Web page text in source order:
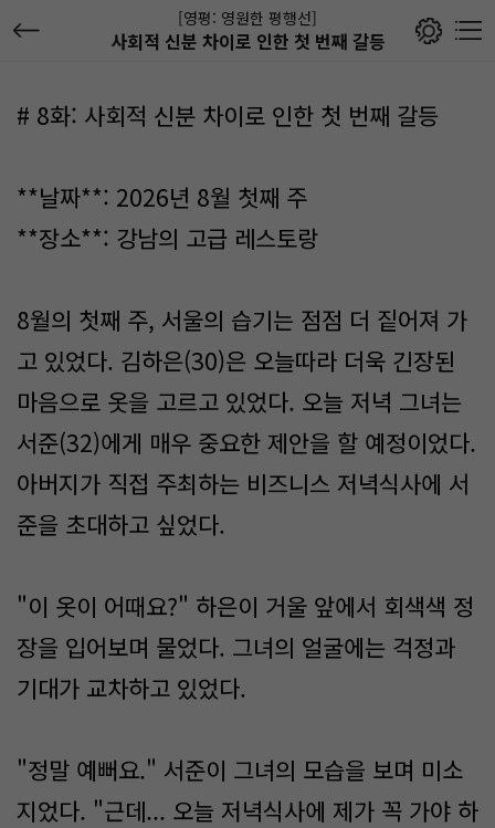
[영평: 영원한 평행선]
사회적 신분 차이로 인한 첫 번째 갈등
# 8화: 사회적 신분 차이로 인한 첫 번째 갈등
**날짜**: 2026년 8월 첫째 주
**장소**: 강남의 고급 레스토랑
8월의 첫째 주, 서울의 습기는 점점 더 짙어져 가
고 있었다. 김하은(30)은 오늘따라 더욱 긴장된
마음으로 옷을 고르고 있었다. 오늘 저녁 그녀는
서준(32)에게 매우 중요한 제안을 할 예정이었다.
아버지가 직접 주최하는 비즈니스 저녁식사에 서
준을 초대하고 싶었다.
"이 옷이 어때요?" 하은이 거울 앞에서 회색색 정
장을 입어보며 물었다. 그녀의 얼굴에는 걱정과
기대가 교차하고 있었다.
"정말 예뻐요." 서준이 그녀의 모습을 보며 미소
지었다. "근데... 오늘 저녁식사에 제가 꼭 가야 하